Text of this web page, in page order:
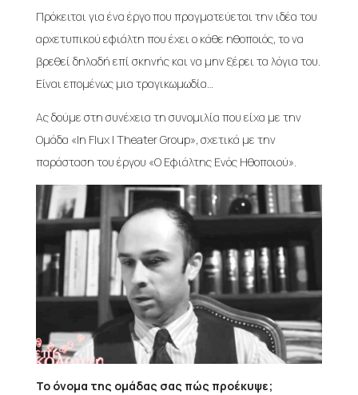
Πρόκειται για ένα έργο που πραγματεύεται την ιδέα του
αρχετυπικού εφιάλτη που έχει ο κάθε ηθοποιός, το να
βρεθεί δηλαδή επί σκηνής και να μην ξέρει τα λόγια του.
Είναι επομένως μια τραγικωμωδία…
Ας δούμε στη συνέχεια τη συνομιλία που είχα με την
Ομάδα «In Flux | Theater Group», σχετικά με την
παράσταση του έργου «Ο Εφιάλτης Ενός Ηθοποιού».
Το όνομα της ομάδας σας πώς προέκυψε;